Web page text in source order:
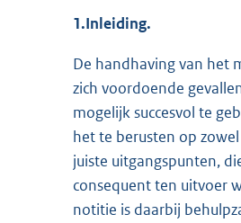
1.Inleiding.
De handhaving van het
zich voordoende
mogelijk succesvol te
het te berusten op
juiste uitgangspunten,
consequent ten uitvoer
notitie is daarbij